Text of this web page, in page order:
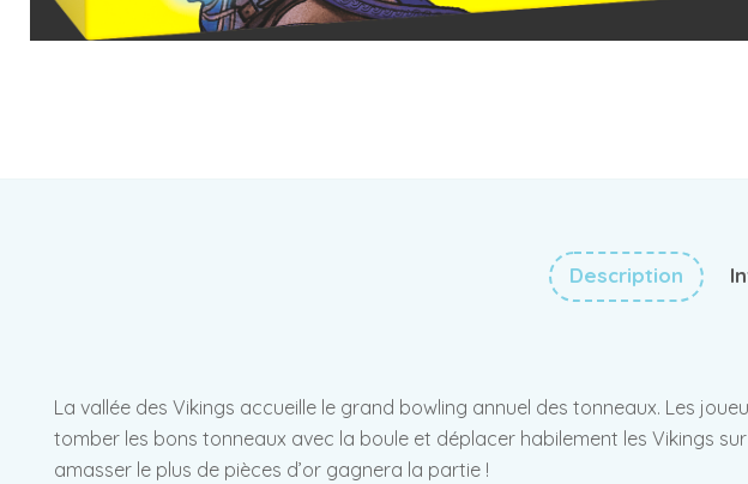
Description
La vallée des Vikings accueille le grand bowling annuel des tonneaux. Les
tomber les bons tonneaux avec la boule et déplacer habilement les Vikings
amasser le plus de pièces d’or gagnera la partie !